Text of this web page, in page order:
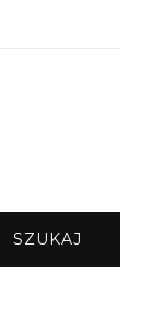
SZUKAJ